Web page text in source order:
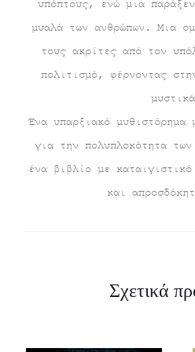
υπόπτους, ενώ μια
μυαλά των ανθρώπων. Μια
τους ακρίτες από τον
πολιτισμό, φέρνοντας
Ένα υπαρξιακό μυθιστόρημα
για την πολυπλοκότητα
ένα βιβλίο με
και
Σχετικά